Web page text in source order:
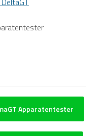
Apparatentester